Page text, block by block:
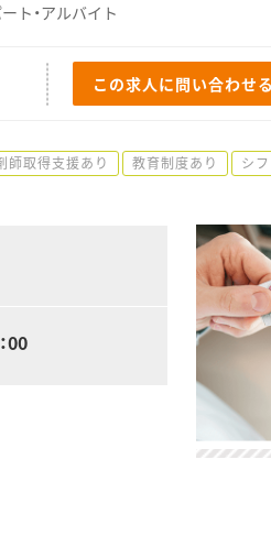
ト・アルバイト
この求人に問い合わせる
師取得支援あり 教育制度あり シ
00